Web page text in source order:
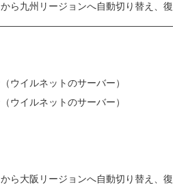
九州リージョンへ自動切り替え、復
イルネットのサーバー）
イルネットのサーバー）
大阪リージョンへ自動切り替え、復